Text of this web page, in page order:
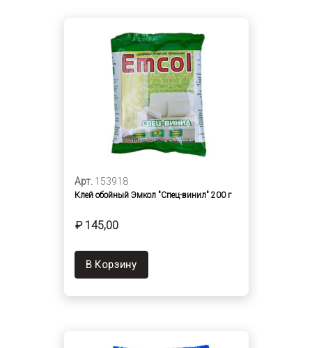
Арт. 153918
Клей обойный Эмкол "Спец-винил" 200 г
₽ 145,00
В Корзину